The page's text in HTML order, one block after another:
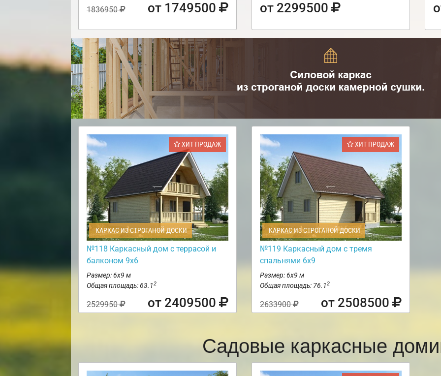
1836950 от 1749500 от 2299500
ХИТ ПРОДАЖ
КАРКАС ИЗ СТРОГАНОЙ ДОСКИ
№118 Каркасный дом с террасой и
балконом 9х6
Размер: 6х9 м
Общая площадь: 63.12
2529950 от 2409500
ХИТ ПРОДАЖ
КАРКАС ИЗ СТРОГАНОЙ ДОСКИ
№119 Каркасный дом с тремя
спальнями 6х9
Размер: 6х9 м
Общая площадь: 76.12
2633900 от 2508500
Садовые каркасные